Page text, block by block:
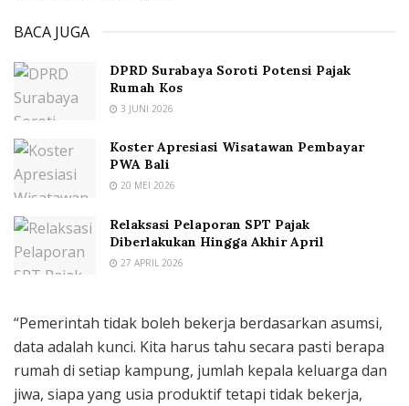
BACA JUGA
DPRD Surabaya Soroti Potensi Pajak
Rumah Kos
3 JUNI 2026
Koster Apresiasi Wisatawan Pembayar
PWA Bali
20 MEI 2026
Relaksasi Pelaporan SPT Pajak
Diberlakukan Hingga Akhir April
27 APRIL 2026
“Pemerintah tidak boleh bekerja berdasarkan asumsi,
data adalah kunci. Kita harus tahu secara pasti berapa
rumah di setiap kampung, jumlah kepala keluarga dan
jiwa, siapa yang usia produktif tetapi tidak bekerja,